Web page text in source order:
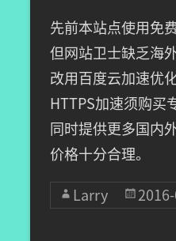
先前本站点使用免
但网站卫士缺乏海
改用百度云加速优
HTTPS加速须购买
同时提供更多国内
价格十分合理。
Larry